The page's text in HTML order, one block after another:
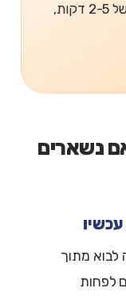
מחכים לך תרגולים מודרכים בעברית של 2-5 דקות,
נשארים
לבוא מתוך
לפחות